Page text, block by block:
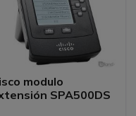
modulo
SPA500DS